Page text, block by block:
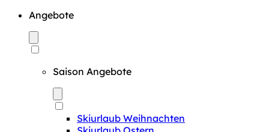
Angebote
Saison Angebote
Skiurlaub Weihnachten